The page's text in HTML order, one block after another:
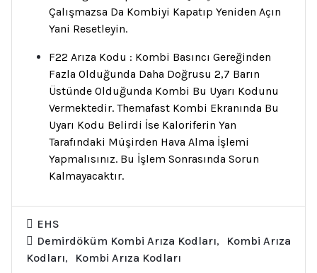
Çalışmazsa Da Kombiyi Kapatıp Yeniden Açın
Yani Resetleyin.
F22 Arıza Kodu : Kombi Basıncı Gereğinden
Fazla Olduğunda Daha Doğrusu 2,7 Barın
Üstünde Olduğunda Kombi Bu Uyarı Kodunu
Vermektedir. Themafast Kombi Ekranında Bu
Uyarı Kodu Belirdi İse Kaloriferin Yan
Tarafındaki Müşirden Hava Alma İşlemi
Yapmalısınız. Bu İşlem Sonrasında Sorun
Kalmayacaktır.
EHS
Demirdöküm Kombi Arıza Kodları,
Kombi Arıza
Kodları, Kombi Arıza Kodları